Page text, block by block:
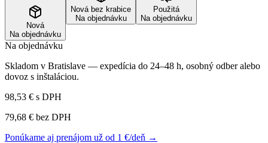
Nová
Na objednávku
Nová bez krabice
Na objednávku
Použitá
Na objednávku
Na objednávku
Skladom v Bratislave — expedícia do 24–48 h, osobný odber alebo
dovoz s inštaláciou.
98,53 € s DPH
79,68 € bez DPH
Ponúkame aj prenájom už od 1 €/deň →